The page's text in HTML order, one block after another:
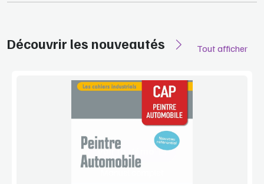
Découvrir les nouveautés Tout afficher
Voir la démo